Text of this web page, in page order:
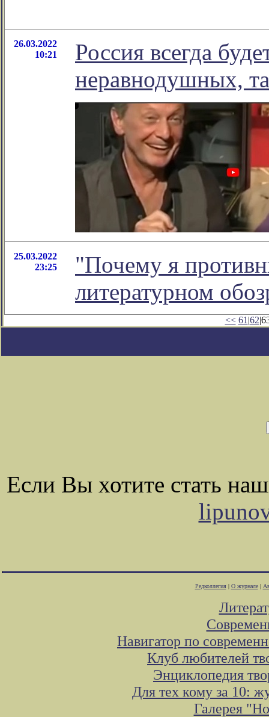
26.03.2022
10:21
Россия всегда
неравнодушных,
25.03.2022
23:25
"Почему я
литературном
<< 61 |62
Если Вы хотите стать
Редколлегия| О журнале|
Навигатор по
Клуб любителей
Энциклопедия
Для тех кому за 10:
Галерея